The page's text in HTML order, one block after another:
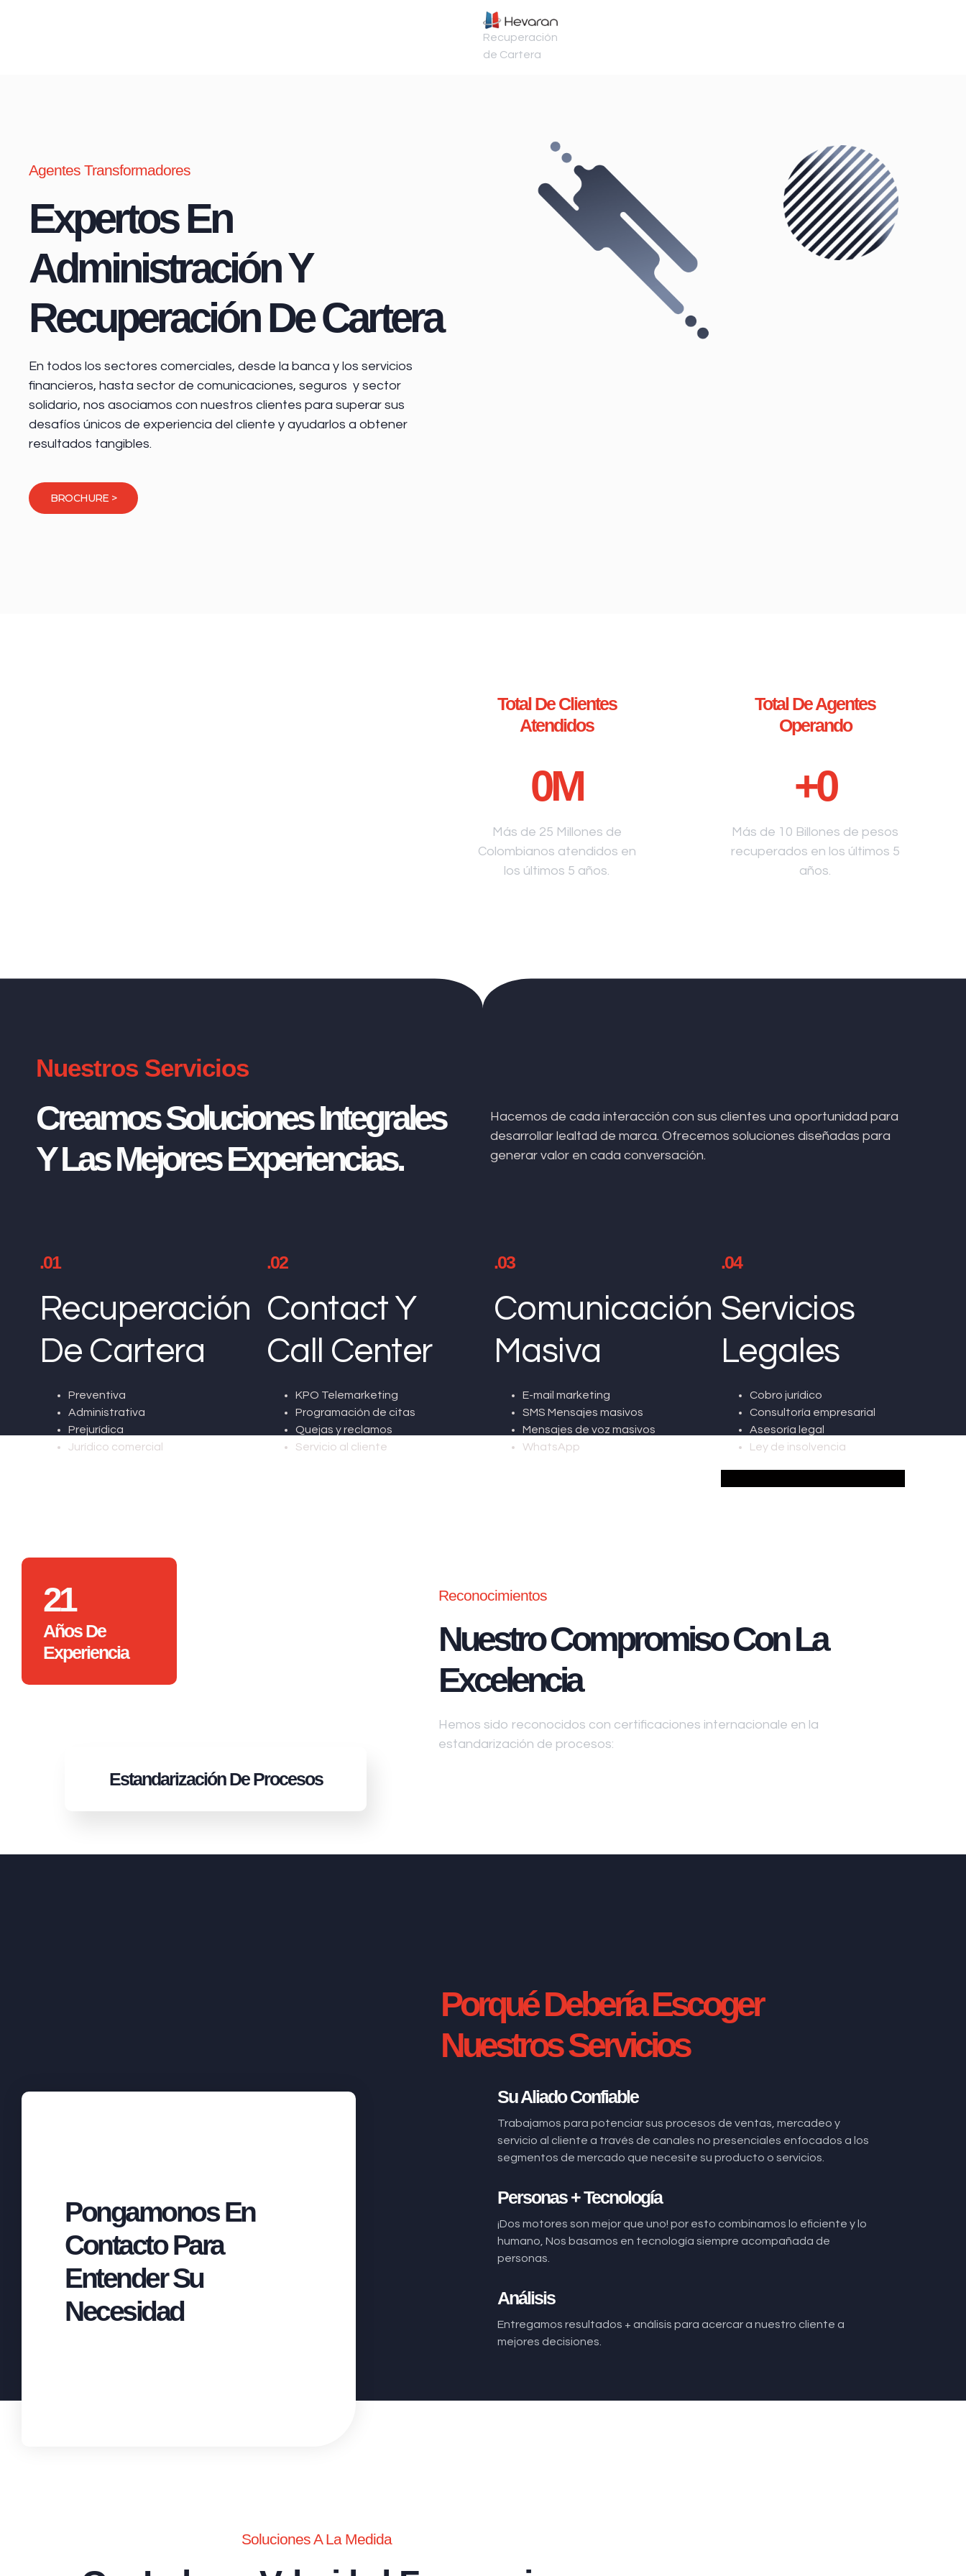
Recuperación
de Cartera
Agentes Transformadores
Expertos En
Administración Y
Recuperación De Cartera
En todos los sectores comerciales, desde la banca y los servicios
financieros, hasta sector de comunicaciones, seguros y sector
solidario, nos asociamos con nuestros clientes para superar sus
desafíos únicos de experiencia del cliente y ayudarlos a obtener
resultados tangibles.
BROCHURE >
Total De Clientes
Atendidos
0M
Más de 25 Millones de
Colombianos atendidos en
los últimos 5 años.
Total De Agentes
Operando
+0
Más de 10 Billones de pesos
recuperados en los últimos 5
años.
Nuestros Servicios
Creamos Soluciones Integrales
Y Las Mejores Experiencias.
Hacemos de cada interacción con sus clientes una oportunidad para
desarrollar lealtad de marca. Ofrecemos soluciones diseñadas para
generar valor en cada conversación.
.01
Recuperación
De Cartera
Preventiva
Administrativa
Prejurídica
Jurídico comercial
.02
Contact Y
Call Center
KPO Telemarketing
Programación de citas
Quejas y reclamos
Servicio al cliente
.03
Comunicación
Masiva
E-mail marketing
SMS Mensajes masivos
Mensajes de voz masivos
WhatsApp
.04
Servicios
Legales
Cobro jurídico
Consultoría empresarial
Asesoría legal
Ley de insolvencia
21
Años De
Experiencia
EstandarizaciónDe Procesos
Reconocimientos
Nuestro Compromiso Con La
Excelencia
Hemos sido reconocidos con certificaciones internacionale en la
estandarización de procesos:
Pongamonos En
Contacto Para
Entender Su
Necesidad
Porqué Debería Escoger
Nuestros Servicios
Su Aliado Confiable
Trabajamos para potenciar sus procesos de ventas, mercadeo y
servicio al cliente a través de canales no presenciales enfocados a los
segmentos de mercado que necesite su producto o servicios.
Personas + Tecnología
¡Dos motores son mejor que uno! por esto combinamos lo eficiente y lo
humano, Nos basamos en tecnología siempre acompañada de
personas.
Análisis
Entregamos resultados + análisis para acercar a nuestro cliente a
mejores decisiones.
Soluciones A La Medida